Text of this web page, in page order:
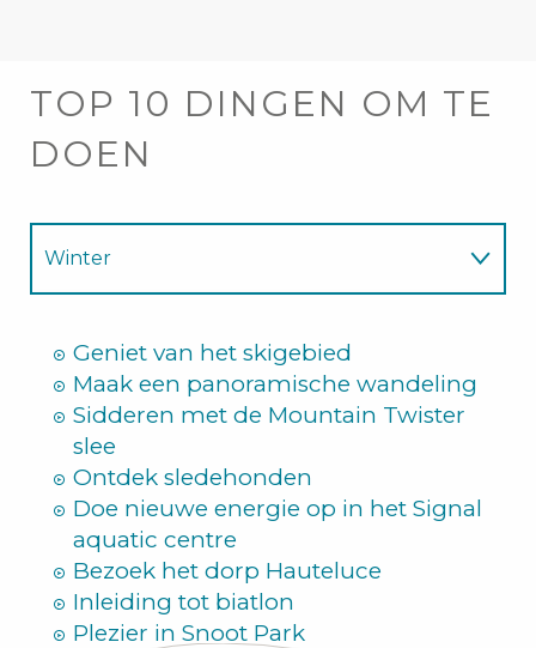
TOP 10 DINGEN OM TE
DOEN
Winter
Geniet van het skigebied
Maak een panoramische wandeling
Sidderen met de Mountain Twister
slee
Ontdek sledehonden
Doe nieuwe energie op in het Signal
aquatic centre
Bezoek het dorp Hauteluce
Inleiding tot biatlon
Plezier in Snoot Park